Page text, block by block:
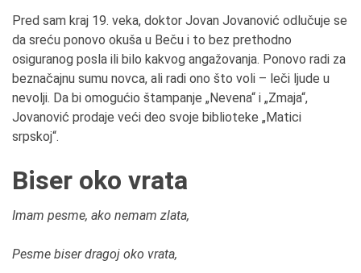
Pred sam kraj 19. veka, doktor Jovan Jovanović odlučuje se
da sreću ponovo okuša u Beču i to bez prethodno
osiguranog posla ili bilo kakvog angažovanja. Ponovo radi za
beznačajnu sumu novca, ali radi ono što voli – leči ljude u
nevolji. Da bi omogućio štampanje „Nevena“ i „Zmaja“,
Jovanović prodaje veći deo svoje biblioteke „Matici
srpskoj“.
Biser oko vrata
Imam pesme, ako nemam zlata,
Pesme biser dragoj oko vrata,